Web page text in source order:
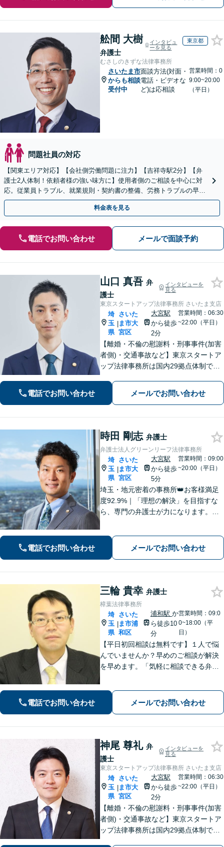
舩間 大樹
弁護士
インタビュ
ーを見る
東京都
むさしのきずな法律事務所
さいたま市
からも相談
受付中
面談方法(対面・
電話・ビデオな
ど)は応相談
営業時間：0
9:00~20:00
（平日）
問題社員の対応
【関東エリア対応】【会社側労働問題に注力】【吉祥寺駅2分】【弁
護士2人体制！依頼者様の強い味方に】使用者側のご相談を中心に対
応。従業員トラブル、就業規則・契約書の整備、労務トラブルの早期
解決・防止に努めます。
料金表を見る
電話でお問い合わせ メールで面談予約
山口 真吾 弁
護士
インタビューを
見る
東京スタートアップ法律事務所 さいたま支店
埼
玉
県
|
さいた
ま市大
宮区
大宮駅
から徒歩
2分
営業時間：06:30
~22:00（平日）
【離婚・不倫の慰謝料・刑事事件(加害
者側)・交通事故など】東京スタートア
ップ法律事務所は国内29拠点体制で全
対応(法律相談は完全予約制)】各分野で
専門性の高い弁護士が寄り添い解決を
電話でお問い合わせ メールでお問い合わせ
時田 剛志 弁護士
弁護士法人グリーンリーフ法律事務所
埼
玉
県
|
さいた
ま市大
宮区
大宮駅
から徒歩
5分
営業時間：09:00
~20:00（平日）
埼玉・地元密着の事務所👑お客様満足
度92.9%｜「理想の解決」を目指すな
ら、専門の弁護士が力になります。電
ださい。まずは一歩を踏み出しましょ
う。
電話でお問い合わせ メールでお問い合わせ
三輪 貴幸 弁護士
樟葉法律事務所
埼
玉
県
|
さいた
ま市浦
和区
浦和駅 か
ら徒歩10
分
営業時間：09:0
0~18:00（平
日）
【平日初回相談は無料です】１人で悩
んでいませんか？早めのご相談が解決
を早めます。「気軽に相談できる弁護
かした迅速な行動力でサポートしま
す。まずはお気軽にご相談ください。
電話でお問い合わせ メールでお問い合わせ
神尾 尊礼 弁
護士
インタビューを
見る
東京スタートアップ法律事務所 さいたま支店
埼
玉
県
|
さいた
ま市大
宮区
大宮駅
から徒歩
2分
営業時間：06:30
~22:00（平日）
【離婚・不倫の慰謝料・刑事事件(加害
者側)・交通事故など】東京スタートア
ップ法律事務所は国内29拠点体制で全